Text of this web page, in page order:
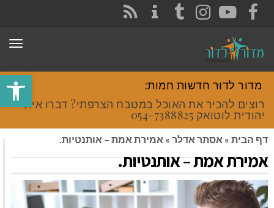
פתח
FACEBOOK
YOUTUBE
INSTAGRAM
TUMBLR
מדור לדור חדשות חמות:
רוצים להכיר את האוכל במטבח הצרפתי? דברו איתי
יהודית לוטואק 054-7388825.
דף הבית » אסתר אדלר » אמירת אמת – אותנטיות.
אמירת אמת – אותנטיות.